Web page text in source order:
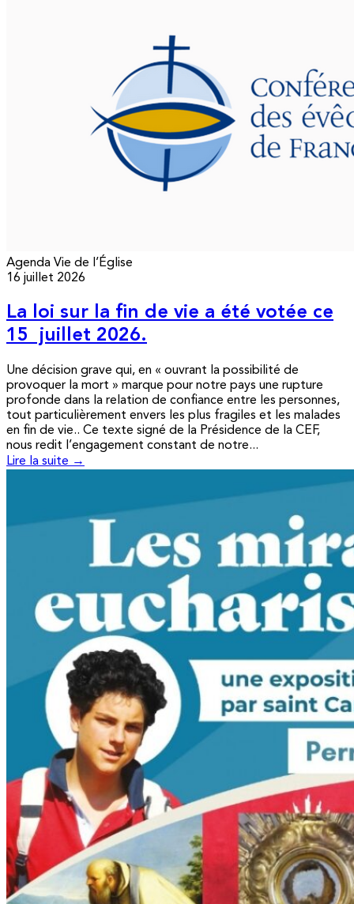
Agenda Vie de l’Église
16 juillet 2026
La loi sur la fin de vie a été votée ce
15 juillet 2026.
Une décision grave qui, en « ouvrant la possibilité de
provoquer la mort » marque pour notre pays une rupture
profonde dans la relation de confiance entre les personnes,
tout particulièrement envers les plus fragiles et les malades
en fin de vie.. Ce texte signé de la Présidence de la CEF,
nous redit l’engagement constant de notre...
Lire la suite →